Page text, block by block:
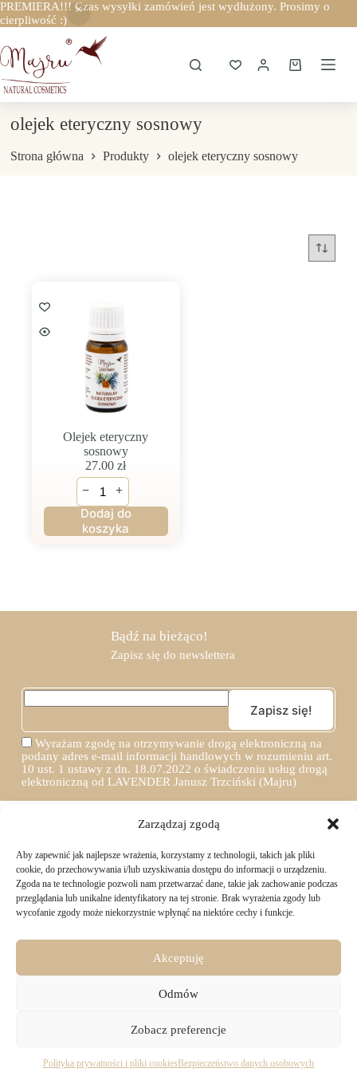
Zarządzaj zgodą
Aby zapewnić jak najlepsze wrażenia, korzystamy z technologii, takich jak pliki
cookie, do przechowywania i/lub uzyskiwania dostępu do informacji o urządzeniu.
Zgoda na te technologie pozwoli nam przetwarzać dane, takie jak zachowanie podczas
przeglądania lub unikalne identyfikatory na tej stronie. Brak wyrażenia zgody lub
wycofanie zgody może niekorzystnie wpłynąć na niektóre cechy i funkcje.
Akceptuję
Odmów
Zobacz preferencje
Polityka prywatności i pliki cookiesBezpieczeństwo danych osobowych
PREMIERA!!! Czas wysyłki zamówień jest wydłużony. Prosimy o
cierpliwość :)
do
treści
Koszyk
olejek eteryczny sosnowy
Strona główna Produkty olejek eteryczny sosnowy
Olejek eteryczny
sosnowy
27.00zł
ilość
Olejek
eteryczny
sosnowy
− +
Dodaj do
koszyka
Bądź na bieżąco!
Zapisz się do newslettera
Wyrażam zgodę na otrzymywanie drogą elektroniczną na
podany adres e-mail informacji handlowych w rozumieniu art.
10 ust. 1 ustawy z dn. 18.07.2022 o świadczeniu usług drogą
elektroniczną od LAVENDER Janusz Trzciński (Majru)
TWOJE ZAKUPY
Logowanie i rejestracja
Jak złożyć zamówienie
Formy płatności
14 dni na zwrot zakupów
INFORMACJE PRAWNE
Regulamin sklepu
Materiały do pobrania
KONTAKT
biuro@majru.com
Pracujemy od 9:00 do 16:00 w dni robocze.
Copyright © 2026 - Majru